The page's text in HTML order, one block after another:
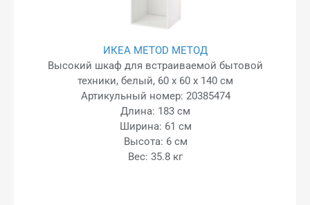
ИКЕА METOD МЕТОД
Высокий шкаф для встраиваемой бытовой
техники, белый, 60 x 60 x 140 см
Артикульный номер: 20385474
Длина: 183 см
Ширина: 61 см
Высота: 6 см
Вес: 35.8 кг